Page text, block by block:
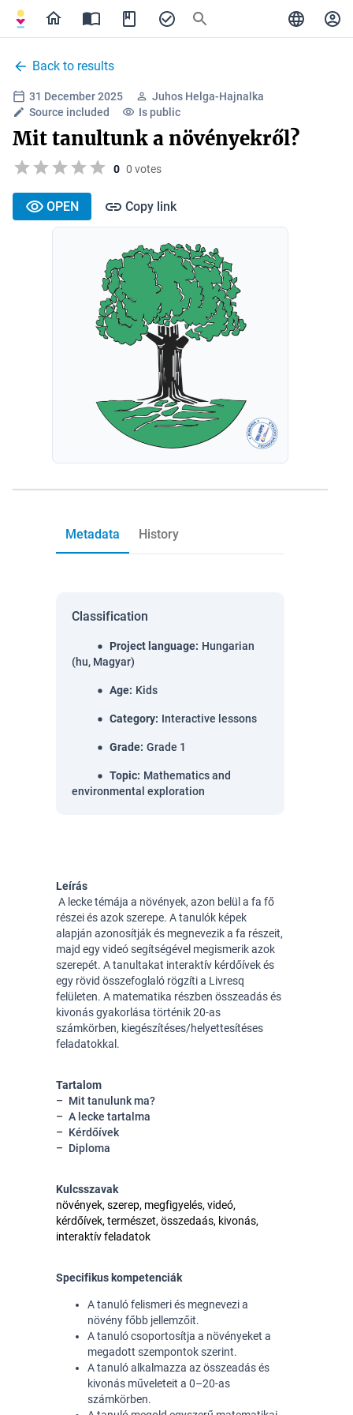
Back to results
31 December 2025
Juhos Helga-Hajnalka
Source included
Is public
Mit tanultunk a növényekről?
0 0 votes
OPEN Copy link
Metadata History
Classification
Project language: Hungarian
(hu, Magyar)
Age: Kids
Category: Interactive lessons
Grade: Grade 1
Topic: Mathematics and
environmental exploration
Leírás
A lecke témája a növények, azon belül a fa fő
részei és azok szerepe. A tanulók képek
alapján azonosítják és megnevezik a fa részeit,
majd egy videó segítségével megismerik azok
szerepét. A tanultakat interaktív kérdőívek és
egy rövid összefoglaló rögzíti a Livresq
felületen. A matematika részben összeadás és
kivonás gyakorlása történik 20-as
számkörben, kiegészítéses/helyettesítéses
feladatokkal.
Tartalom
Mit tanulunk ma?
A lecke tartalma
Kérdőívek
Diploma
Kulcsszavak
növények, szerep, megfigyelés, videó,
kérdőívek, természet, összedaás, kivonás,
interaktív feladatok
Specifikus kompetenciák
A tanuló felismeri és megnevezi a
növény főbb jellemzőit.
A tanuló csoportosítja a növényeket a
megadott szempontok szerint.
A tanuló alkalmazza az összeadás és
kivonás műveleteit a 0–20-as
számkörben.